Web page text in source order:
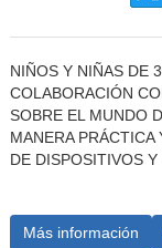
NIÑOS Y NIÑAS DE
COLABORACIÓN
SOBRE EL MUNDO
MANERA
DE DISPOSITIVOS Y
Más información